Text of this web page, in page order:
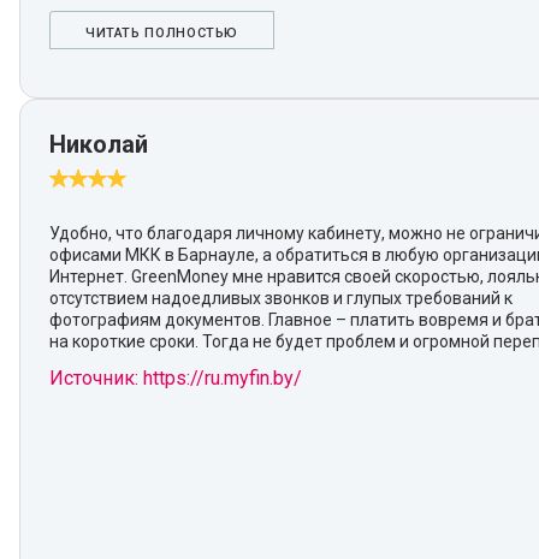
ЧИТАТЬ ПОЛНОСТЬЮ
Николай
Удобно, что благодаря личному кабинету, можно не
офисами МКК в Барнауле, а обратиться в любую
Интернет. GreenMoney мне нравится своей скоростью,
отсутствием надоедливых звонков и глупых требований к
фотографиям документов. Главное – платить вовремя и
на короткие сроки. Тогда не будет проблем и огромной
Источник: https://ru.myfin.by/